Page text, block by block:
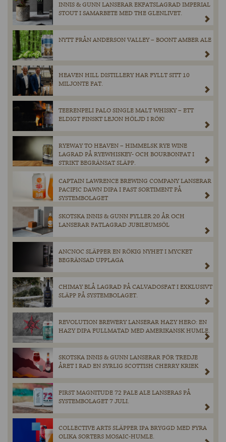
INNIS & GUNN LANSERAR EKFATSLAGRAD IMPERIAL
STOUT I SAMARBETE MED THE GLENLIVET.
NYTT FRÅN ANDERSON VALLEY – BOONT AMBER ALE
HEAVEN HILL DISTILLERY HAR FYLLT SITT 10
MILJONTE FAT.
TEERENPELI PALO SINGLE MALT WHISKY – ETT
ELDIGT FINSKT LEJON HÖLJD I RÖK!
RYEWAY TO HEAVEN – HIMMELSK RYE WINE
LAGRAD PÅ RYEWHISKEY- OCH BOURBONFAT I
STRIKT BEGRÄNSAT SLÄPP.
CAPTAIN LAWRENCE BREWING COMPANY LANSERAR
PACIFIC DAWN DIPA I FAST SORTIMENT PÅ
SYSTEMBOLAGET
SKOTSKA INNIS & GUNN FYLLER 20 ÅR OCH
LANSERAR FATLAGRAD JUBILEUMSÖL
ANCNOC SLÄPPER EN RÖKIG NYHET I MYCKET
BEGRÄNSAD UPPLAGA
CHIMAY BLÅ LAGRAD PÅ CALVADOSFAT I EXKLUSIVT
SLÄPP PÅ SYSTEMBOLAGET.
REVOLUTION BREWERY LANSERAR HAZY HERO: EN
HAZY DIPA FULLMATAD MED AMERIKANSK HUMLE.
SKOTSKA INNIS & GUNN LANSERAR FÖR TREDJE
ÅRET I RAD EN SYRLIG SCOTTISH CHERRY KRIEK
FIRST MAGNITUDE 72 PALE ALE LANSERAS PÅ
SYSTEMBOLAGET 7 JULI.
COLLECTIVE ARTS SLÄPPER IPA BRYGGD MED FYRA
OLIKA SORTERS MOSAIC-HUMLE.